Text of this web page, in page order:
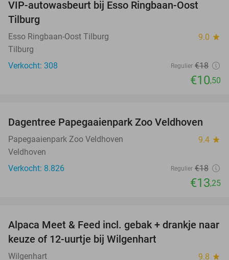
42%
VIP-autowasbeurt bij Esso Ringbaan-Oost
Tilburg
Esso Ringbaan-Oost Tilburg 9.0 star
Tilburg
Verkocht: 308
Regulier €18
€10,50
26%
Dagentree Papegaaienpark Zoo Veldhoven
Papegaaienpark Zoo Veldhoven 9.4 star
Veldhoven
Verkocht: 8.826
Regulier €18
€13,25
43%
Alpaca Meet & Feed incl. gebak + drankje naar
keuze of 12-uurtje bij Wilgenhart
Wilgenhart 9.8 star